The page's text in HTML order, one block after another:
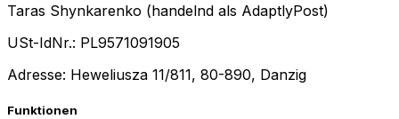
Taras Shynkarenko (handelnd als AdaptlyPost)
USt-IdNr.: PL9571091905
Adresse: Heweliusza 11/811, 80-890, Danzig
Funktionen